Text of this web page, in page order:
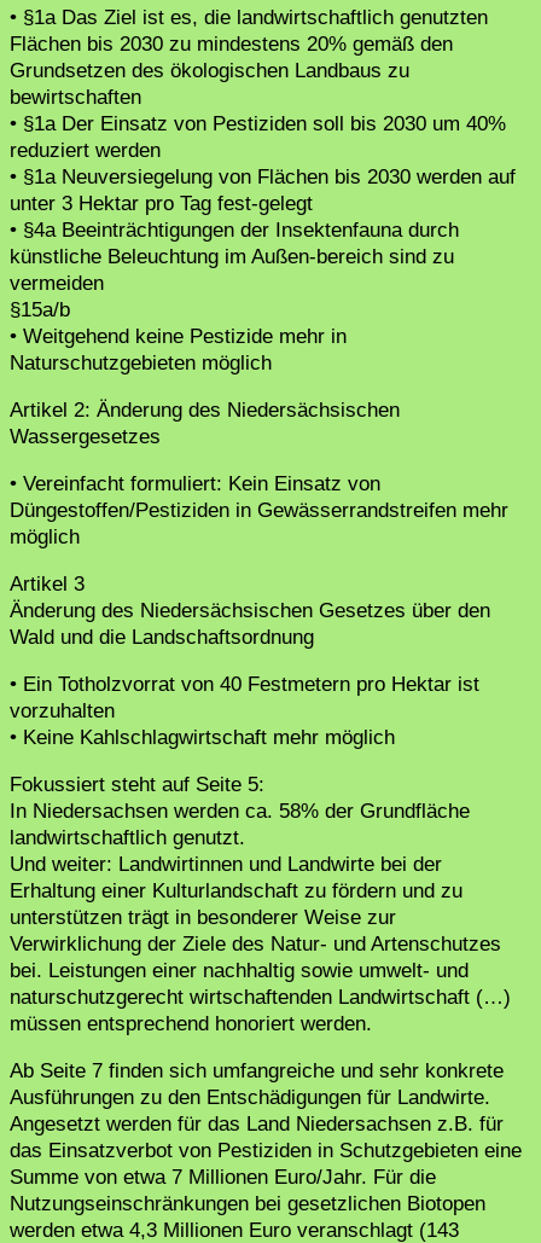
• §1a Das Ziel ist es, die landwirtschaftlich genutzten
Flächen bis 2030 zu mindestens 20% gemäß den
Grundsetzen des ökologischen Landbaus zu
bewirtschaften
• §1a Der Einsatz von Pestiziden soll bis 2030 um 40%
reduziert werden
• §1a Neuversiegelung von Flächen bis 2030 werden auf
unter 3 Hektar pro Tag fest-gelegt
• §4a Beeinträchtigungen der Insektenfauna durch
künstliche Beleuchtung im Außen-bereich sind zu
vermeiden
§15a/b
• Weitgehend keine Pestizide mehr in
Naturschutzgebieten möglich
Artikel 2: Änderung des Niedersächsischen
Wassergesetzes
• Vereinfacht formuliert: Kein Einsatz von
Düngestoffen/Pestiziden in Gewässerrandstreifen mehr
möglich
Artikel 3
Änderung des Niedersächsischen Gesetzes über den
Wald und die Landschaftsordnung
• Ein Totholzvorrat von 40 Festmetern pro Hektar ist
vorzuhalten
• Keine Kahlschlagwirtschaft mehr möglich
Fokussiert steht auf Seite 5:
In Niedersachsen werden ca. 58% der Grundfläche
landwirtschaftlich genutzt.
Und weiter: Landwirtinnen und Landwirte bei der
Erhaltung einer Kulturlandschaft zu fördern und zu
unterstützen trägt in besonderer Weise zur
Verwirklichung der Ziele des Natur- und Artenschutzes
bei. Leistungen einer nachhaltig sowie umwelt- und
naturschutzgerecht wirtschaftenden Landwirtschaft (…)
müssen entsprechend honoriert werden.
Ab Seite 7 finden sich umfangreiche und sehr konkrete
Ausführungen zu den Entschädigungen für Landwirte.
Angesetzt werden für das Land Niedersachsen z.B. für
das Einsatzverbot von Pestiziden in Schutzgebieten eine
Summe von etwa 7 Millionen Euro/Jahr. Für die
Nutzungseinschränkungen bei gesetzlichen Biotopen
werden etwa 4,3 Millionen Euro veranschlagt (143